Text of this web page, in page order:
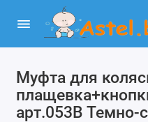
Муфта для
арт.053В Темно-